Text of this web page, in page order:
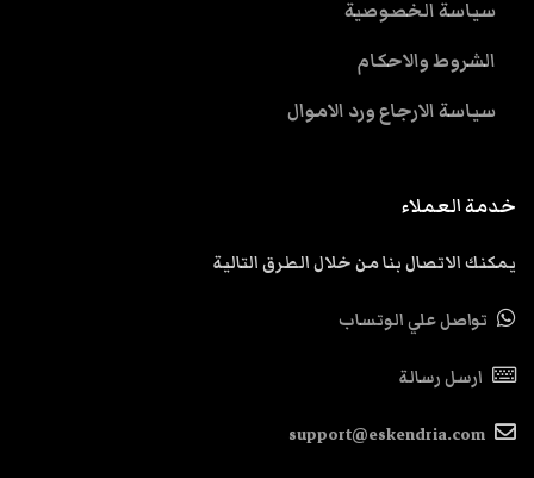
سياسة الخصوصية
الشروط والاحكام
سياسة الارجاع ورد الاموال
خدمة العملاء
يمكنك الاتصال بنا من خلال الطرق التالية
تواصل علي الوتساب
ارسل رسالة
support@eskendria.com